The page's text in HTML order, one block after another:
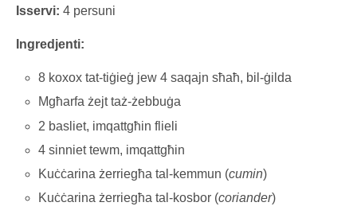
Isservi: 4 persuni
Ingredjenti:
8 koxox tat-tiġieġ jew 4 saqajn sħaħ, bil-ġilda
Mgħarfa żejt taż-żebbuġa
2 basliet, imqattgħin flieli
4 sinniet tewm, imqattgħin
Kuċċarina żerriegħa tal-kemmun (cumin)
Kuċċarina żerriegħa tal-kosbor (coriander)